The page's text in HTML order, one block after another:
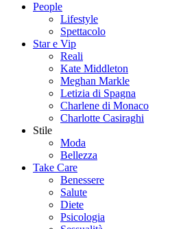
People
Lifestyle
Spettacolo
Star e Vip
Reali
Kate Middleton
Meghan Markle
Letizia di Spagna
Charlene di Monaco
Charlotte Casiraghi
Stile
Moda
Bellezza
Take Care
Benessere
Salute
Diete
Psicologia